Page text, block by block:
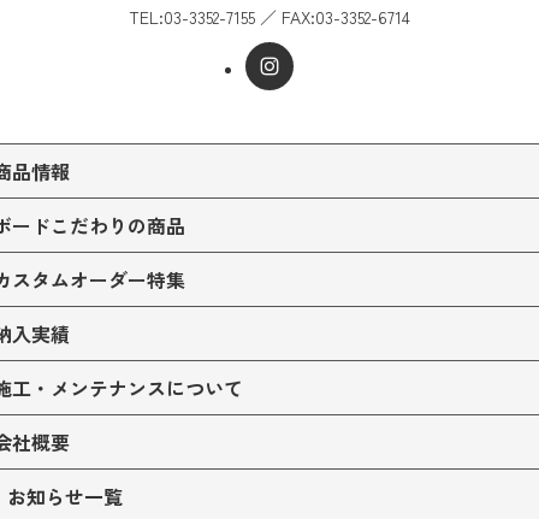
TEL:03-3352-7155 ／ FAX:03-3352-6714
品情報
ードこだわりの商品
スタムオーダー特集
入実績
工・メンテナンスについて
社概要
お知らせ一覧